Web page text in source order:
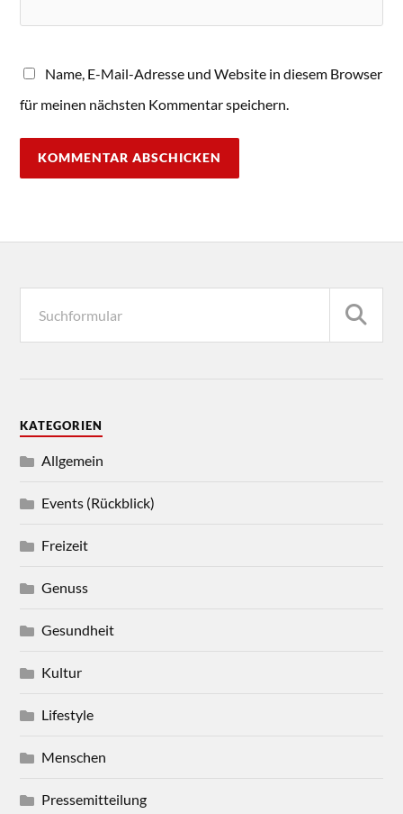
Name, E-Mail-Adresse und Website in diesem Browser
für meinen nächsten Kommentar speichern.
KATEGORIEN
Allgemein
Events (Rückblick)
Freizeit
Genuss
Gesundheit
Kultur
Lifestyle
Menschen
Pressemitteilung